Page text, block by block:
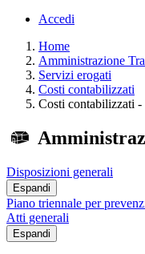
Accedi
Home
Amministrazione
Servizi erogati
Costi contabilizzati
Costi contabilizzati
Disposizioni generali
Espandi
Piano triennale per
Atti generali
Espandi